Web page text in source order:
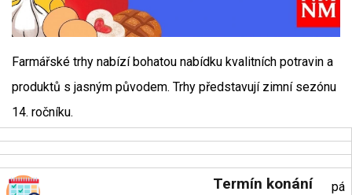
Farmářské trhy nabízí bohatou nabídku kvalitních potravin a
produktů s jasným původem. Trhy představují zimní sezónu
14. ročníku.
Termín konání pá